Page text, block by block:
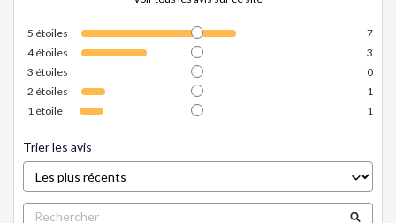
5 étoiles
7
4étoiles
3
3 étoiles
0
2 étoiles
1
1 étoile 1
Trier les avis